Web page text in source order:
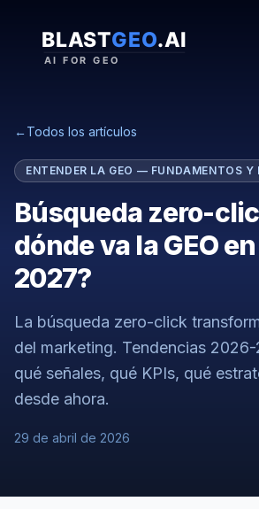
←Todos los artículos
ENTENDER LA GEO — FUNDAMENTOS Y
Búsqueda zero-
dónde va la GEO
2027?
La búsqueda zero-click
del marketing. Tendencias 2026-
qué señales, qué KPIs, qué
desde ahora.
29 de abril de 2026